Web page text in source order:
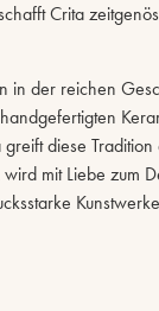
Crita
in der reichen
diese Tradition
mit Liebe zum